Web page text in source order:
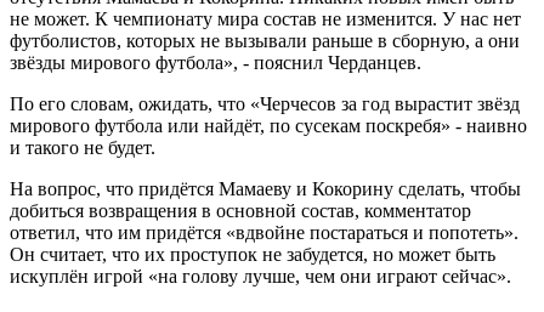
не может. К чемпионату мира состав не изменится. У нас нет
футболистов, которых не вызывали раньше в сборную, а они
звёзды мирового футбола», - пояснил Черданцев.
По его словам, ожидать, что «Черчесов за год вырастит звёзд
мирового футбола или найдёт, по сусекам поскребя» - наивно
и такого не будет.
На вопрос, что придётся Мамаеву и Кокорину сделать, чтобы
добиться возвращения в основной состав, комментатор
ответил, что им придётся «вдвойне постараться и попотеть».
Он считает, что их проступок не забудется, но может быть
искуплён игрой «на голову лучше, чем они играют сейчас».